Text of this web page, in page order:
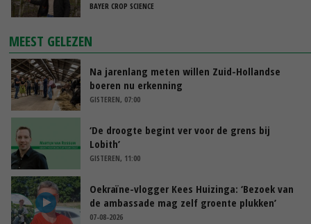
BAYER CROP SCIENCE
MEEST GELEZEN
Na jarenlang meten willen Zuid-Hollandse
boeren nu erkenning
GISTEREN, 07:00
‘De droogte begint ver voor de grens bij
Lobith’
GISTEREN, 11:00
Oekraïne-vlogger Kees Huizinga: ‘Bezoek van
de ambassade mag zelf groente plukken’
07-08-2026